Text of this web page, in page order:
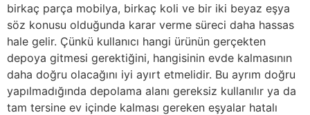
birkaç parça mobilya, birkaç koli ve bir iki beyaz eşya
söz konusu olduğunda karar verme süreci daha hassas
hale gelir. Çünkü kullanıcı hangi ürünün gerçekten
depoya gitmesi gerektiğini, hangisinin evde kalmasının
daha doğru olacağını iyi ayırt etmelidir. Bu ayrım doğru
yapılmadığında depolama alanı gereksiz kullanılır ya da
tam tersine ev içinde kalması gereken eşyalar hatalı